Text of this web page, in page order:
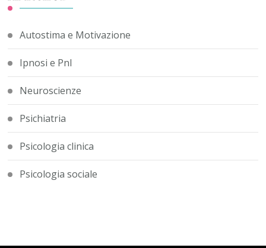
Autostima e Motivazione
Ipnosi e Pnl
Neuroscienze
Psichiatria
Psicologia clinica
Psicologia sociale